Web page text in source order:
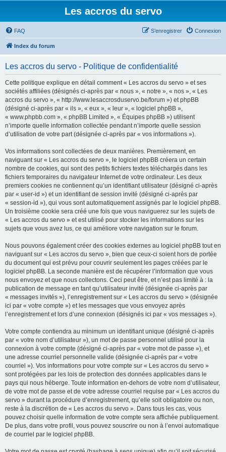
Les accros du servo
FAQ Connexion
S’enregistrer
Index du forum
Les accros du servo - Politique de confidentialité
Cette politique explique en détail comment « Les accros du servo » et ses
sociétés affiliées (désignés ci-après par « nous », « notre », « nos », « Les
accros du servo », « http://www.lesaccrosduservo.be/forum ») et phpBB
(désigné ci-après par « ils », « eux », « leur », « logiciel phpBB »,
« www.phpbb.com », « phpBB Limited », « Équipes phpBB ») utilisent
n’importe quelle information collectée pendant n’importe quelle session
d’utilisation de votre part (désignée ci-après par « vos informations »).
Vos informations sont collectées de deux manières. Premièrement, en
naviguant sur « Les accros du servo », le logiciel phpBB créera un certain
nombre de cookies, qui sont des petits fichiers textes téléchargés dans les
fichiers temporaires du navigateur Internet de votre ordinateur. Les deux
premiers cookies ne contiennent qu’un identifiant utilisateur (désigné ci-après
par « user-id ») et un identifiant de session invité (désigné ci-après par
« session-id »), qui vous sont automatiquement assignés par le logiciel phpBB.
Un troisième cookie sera créé une fois que vous naviguerez sur les sujets de
« Les accros du servo » et est utilisé pour stocker les informations sur les
sujets que vous avez lus, ce qui améliore votre navigation sur le forum.
Nous pouvons également créer des cookies externes au logiciel phpBB tout en
naviguant sur « Les accros du servo », bien que ceux-ci soient hors de portée
du document qui est prévu pour couvrir seulement les pages créées par le
logiciel phpBB. La seconde manière est de récupérer l’information que vous
nous envoyez et que nous collectons. Ceci peut être, et n’est pas limité à : la
publication de message en tant qu’utilisateur invité (désignée ci-après par
« messages invités »), l’enregistrement sur « Les accros du servo » (désignée
ici par « votre compte ») et les messages que vous envoyez après
l’enregistrement et lors d’une connexion (désignés ici par « vos messages »).
Votre compte contiendra au minimum un identifiant unique (désigné ci-après
par « votre nom d’utilisateur »), un mot de passe personnel utilisé pour la
connexion à votre compte (désigné ci-après par « votre mot de passe »), et
une adresse courriel personnelle valide (désignée ci-après par « votre
courriel »). Vos informations pour votre compte sur « Les accros du servo »
sont protégées par les lois de protection des données applicables dans le
pays qui nous héberge. Toute information en-dehors de votre nom d’utilisateur,
de votre mot de passe et de votre adresse courriel requise par « Les accros du
servo » durant la procédure d’enregistrement, qu’elle soit obligatoire ou non,
reste à la discrétion de « Les accros du servo ». Dans tous les cas, vous
pouvez choisir quelle information de votre compte sera affichée publiquement.
De plus, dans votre profil, vous pouvez souscrire ou non à l’envoi automatique
de courriel par le logiciel phpBB.